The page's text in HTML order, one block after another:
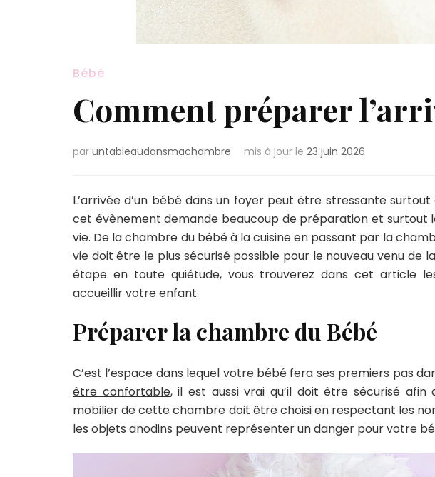
Bébé
Comment préparer
par untableaudansmachambre mis à jour le 23 juin 2026
L’arrivée d’un bébé dans un foyer peut être stressante
cet évènement demande beaucoup de préparation et surtout
vie. De la chambre du bébé à la cuisine en passant par la
vie doit être le plus sécurisé possible pour le nouveau venu de
étape en toute quiétude, vous trouverez dans cet article
accueillir votre enfant.
Préparer la chambre du Bébé
C’est l’espace dans lequel votre bébé fera ses premiers pas
être confortable, il est aussi vrai qu’il doit être sécurisé
mobilier de cette chambre doit être choisi en respectant les
les objets anodins peuvent représenter un danger pour votre